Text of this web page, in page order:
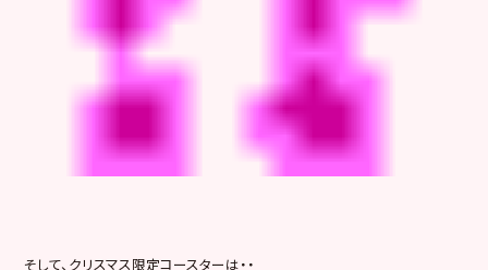
そして、クリスマス限定コースターは・・